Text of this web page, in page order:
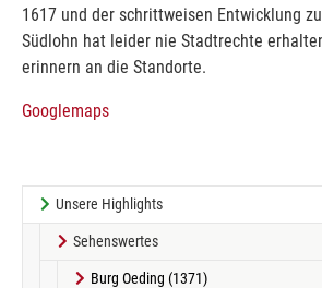
1617 und der schrittweisen Entwicklung
Südlohn hat leider nie Stadtrechte
erinnern an die Standorte.
Googlemaps
Unsere Highlights
Sehenswertes
Burg Oeding (1371)